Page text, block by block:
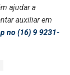
ajudar a
auxiliar em
no (16) 9 9231-